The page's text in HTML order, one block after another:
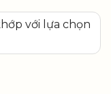
với lựa chọn